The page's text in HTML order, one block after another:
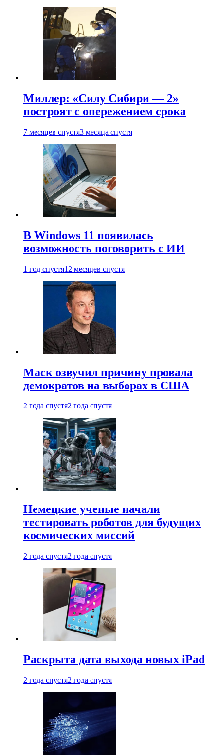
Миллер: «Силу Сибири — 2»
построят с опережением срока
7 месяцев спустя3 месяца спустя
В Windows 11 появилась
возможность поговорить с ИИ
1 год спустя12 месяцев спустя
Маск озвучил причину провала
демократов на выборах в США
2 года спустя2 года спустя
Немецкие ученые начали
тестировать роботов для будущих
космических миссий
2 года спустя2 года спустя
Раскрыта дата выхода новых iPad
2 года спустя2 года спустя